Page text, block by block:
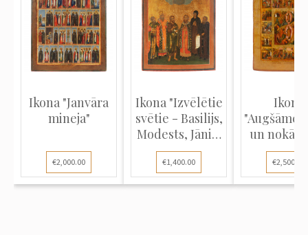
Ikona "Janvāra
mineja"
€2,000.00
Ikona "Izvēlētie
svētie - Basilijs,
Modests, Jānis,
kņazs Mihails,
Marija, Kasjans"
€1,400.00
Ikona
un
ellē ar
ainām"
€2,500.00